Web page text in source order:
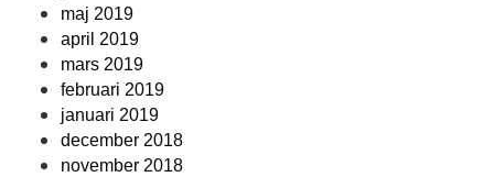
maj 2019
april 2019
mars 2019
februari 2019
januari 2019
december 2018
november 2018